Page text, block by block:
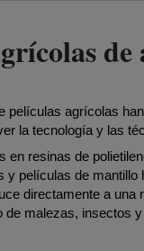
películas agrícolas
la tecnología y las
en resinas de
y películas de
directamente a
de malezas, insectos